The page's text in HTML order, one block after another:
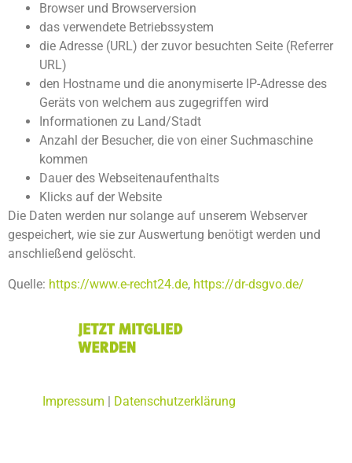
Browser und Browserversion
das verwendete Betriebssystem
die Adresse (URL) der zuvor besuchten Seite (Referrer
URL)
den Hostname und die anonymiserte IP-Adresse des
Geräts von welchem aus zugegriffen wird
Informationen zu Land/Stadt
Anzahl der Besucher, die von einer Suchmaschine
kommen
Dauer des Webseitenaufenthalts
Klicks auf der Website
Die Daten werden nur solange auf unserem Webserver
gespeichert, wie sie zur Auswertung benötigt werden und
anschließend gelöscht.
Quelle: https://www.e-recht24.de, https://dr-dsgvo.de/
Impressum | Datenschutzerklärung